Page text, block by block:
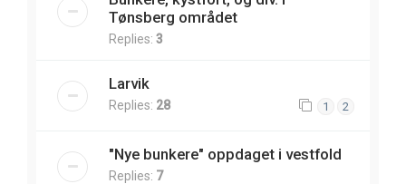
Tønsberg området
Replies: 3
Larvik
Replies: 28 1 2
"Nye bunkere" oppdaget i vestfold
Replies: 7